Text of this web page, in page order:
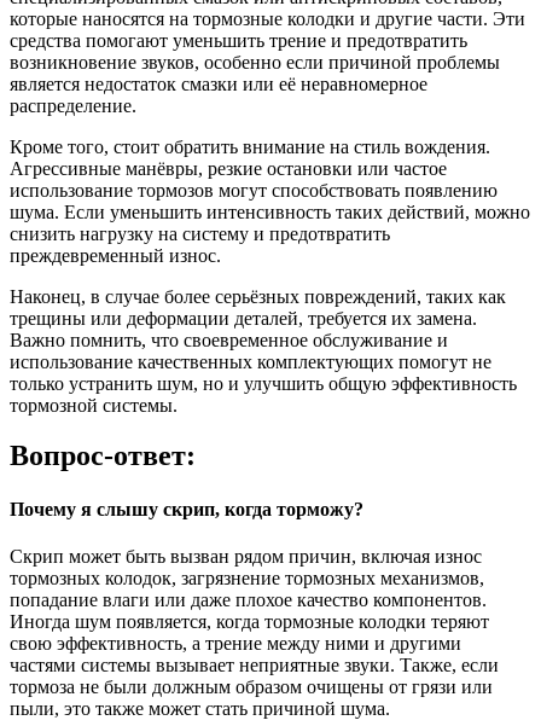
которые наносятся на тормозные колодки и другие части. Эти
средства помогают уменьшить трение и предотвратить
возникновение звуков, особенно если причиной проблемы
является недостаток смазки или её неравномерное
распределение.
Кроме того, стоит обратить внимание на стиль вождения.
Агрессивные манёвры, резкие остановки или частое
использование тормозов могут способствовать появлению
шума. Если уменьшить интенсивность таких действий, можно
снизить нагрузку на систему и предотвратить
преждевременный износ.
Наконец, в случае более серьёзных повреждений, таких как
трещины или деформации деталей, требуется их замена.
Важно помнить, что своевременное обслуживание и
использование качественных комплектующих помогут не
только устранить шум, но и улучшить общую эффективность
тормозной системы.
Вопрос-ответ:
Почему я слышу скрип, когда торможу?
Скрип может быть вызван рядом причин, включая износ
тормозных колодок, загрязнение тормозных механизмов,
попадание влаги или даже плохое качество компонентов.
Иногда шум появляется, когда тормозные колодки теряют
свою эффективность, а трение между ними и другими
частями системы вызывает неприятные звуки. Также, если
тормоза не были должным образом очищены от грязи или
пыли, это также может стать причиной шума.